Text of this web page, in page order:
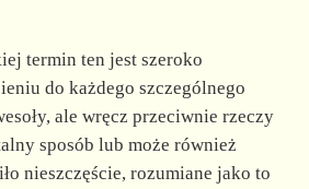
termin ten jest szeroko
do każdego szczególnego
ale wręcz przeciwnie rzeczy
sposób lub może również
nieszczęście, rozumiane jako to